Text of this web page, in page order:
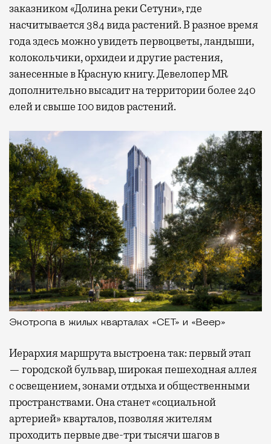
заказником «Долина реки Сетуни», где
насчитывается 384 вида растений. В разное время
года здесь можно увидеть первоцветы, ландыши,
колокольчики, орхидеи и другие растения,
занесенные в Красную книгу. Девелопер MR
дополнительно высадит на территории более 240
елей и свыше 100 видов растений.
Экотропа в жилых кварталах «СЕТ» и «Веер»
Иерархия маршрута выстроена так: первый этап
— городской бульвар, широкая пешеходная аллея
с освещением, зонами отдыха и общественными
пространствами. Она станет «социальной
артерией» кварталов, позволяя жителям
проходить первые две-три тысячи шагов в